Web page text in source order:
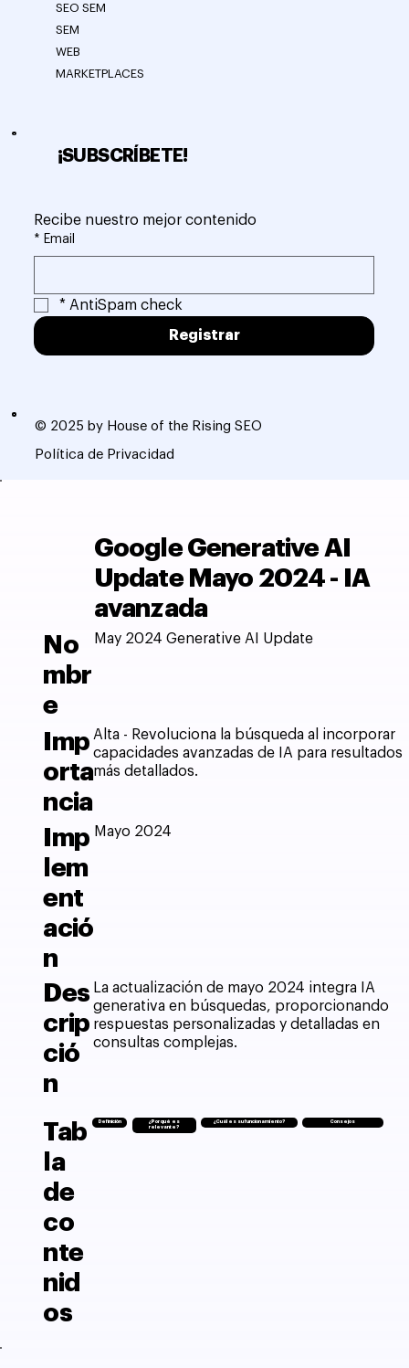
Google Generative AI
Update Mayo 2024 - IA
avanzada
No
mbr
e
May 2024 Generative AI Update
Imp
orta
ncia
Alta - Revoluciona la búsqueda al incorporar
capacidades avanzadas de IA para resultados
más detallados.
Imp
lem
ent
ació
n
Mayo 2024
Des
crip
ció
n
La actualización de mayo 2024 integra IA
generativa en búsquedas, proporcionando
respuestas personalizadas y detalladas en
consultas complejas.
Tab
la
de
co
nte
nid
os
Definición
¿Por qué es
relevante?
¿Cuál es su funcionamiento? Consejos
© 2025 by House of the Rising SEO
Política de Privacidad
¡SUBSCRÍBETE!
Recibe nuestro mejor contenido
* Email
* AntiSpam check
Registrar
SEO SEM
SEM
WEB
MARKETPLACES